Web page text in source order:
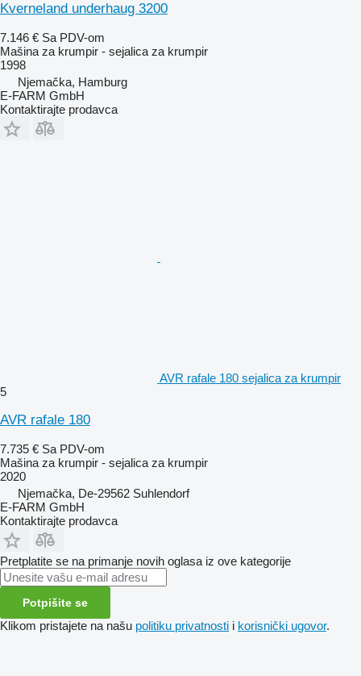
Kverneland underhaug 3200
7.146 € Sa PDV-om
Mašina za krumpir - sejalica za krumpir
1998
Njemačka, Hamburg
E-FARM GmbH
Kontaktirajte prodavca
AVR rafale 180 sejalica za krumpir
5
AVR rafale 180
7.735 € Sa PDV-om
Mašina za krumpir - sejalica za krumpir
2020
Njemačka, De-29562 Suhlendorf
E-FARM GmbH
Kontaktirajte prodavca
Pretplatite se na primanje novih oglasa iz ove kategorije
Potpišite se
Klikom pristajete na našu politiku privatnosti i korisnički ugovor.